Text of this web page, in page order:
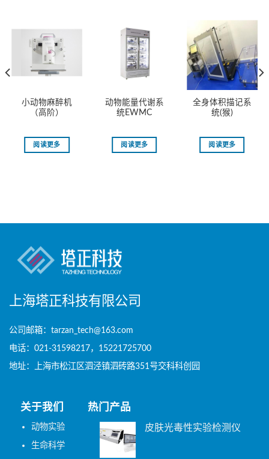
小动物麻醉机
（高阶）
阅读更多
动物能量代谢系
统EWMC
阅读更多
全身体积描记系
统(猴)
阅读更多
上海塔正科技有限公司
公司邮箱：tarzan_tech@163.com
电话：021-31598217，15221725700
地址：上海市松江区泗泾镇泗砖路351号交科科创园
关于我们
动物实验
生命科学
热门产品
皮肤光毒性实验检测仪